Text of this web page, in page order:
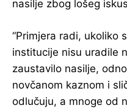
nasilje zbog lošeg
“Primjera radi, ukoliko
institucije nisu uradile
zaustavilo nasilje,
novčanom kaznom i
odlučuju, a mnoge od